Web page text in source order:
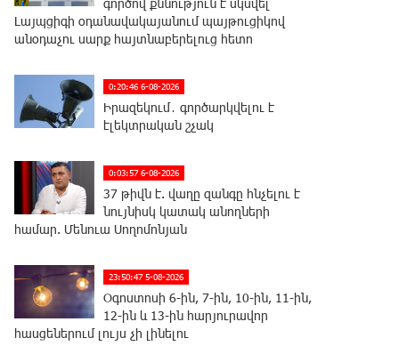
գործով քննություն է սկսվել
Լայպցիգի օդանավակայանում պայթուցիկով
անօդաչու սարք հայտնաբերելուց հետո
0:20:46 6-08-2026
Իրազեկում․ գործարկվելու է
էլեկտրական շչակ
0:03:57 6-08-2026
37 թիվն է. վաղը զանգը հնչելու է
նույնիսկ կատակ անողների
համար. Մենուա Սողոմոնյան
23:50:47 5-08-2026
Օգոստոսի 6-ին, 7-ին, 10-ին, 11-ին,
12-ին և 13-ին հարյուրավոր
հասցեներում լույս չի լինելու